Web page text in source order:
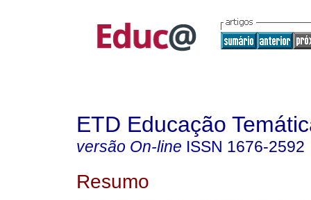
ETD Educação
versão On-line ISSN 1676-2592
Resumo